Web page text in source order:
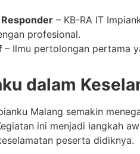
– KB-RA IT
profesional.
– Ilmu pertolongan pertama
dalam
Malang semakin
ini menjadi langkah
peserta didiknya.